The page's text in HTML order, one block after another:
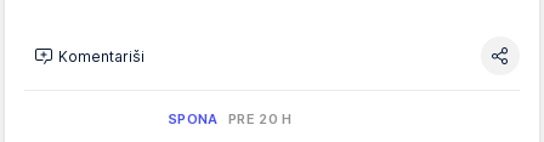
Komentariši
SPONA PRE 20 H